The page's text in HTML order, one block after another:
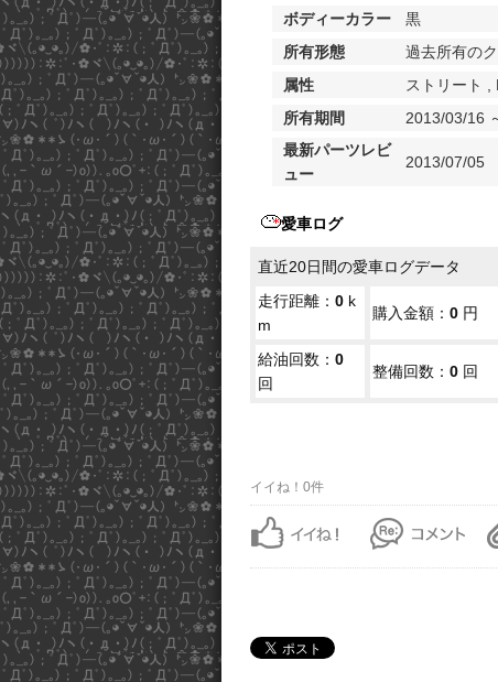
ボディーカラー
黒
所有形態
過去所有の
属性
ストリート
所有期間
2013/03/16
最新パーツレビ
ュー
2013/07/05
愛車ログ
直近20日間の愛車ログデータ
走行距離： 0 k
m
購入金額： 0 円
給油回数： 0
回
整備回数： 0 回
イイね！0件